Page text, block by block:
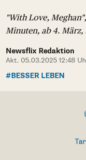
"With Love,
Minuten, ab 4. März,
Newsflix Redaktion
Akt. 05.03.2025 12:48
#BESSER LEBEN